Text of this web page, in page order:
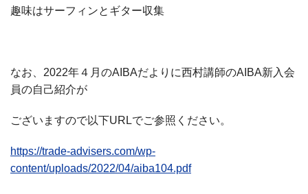
趣味はサーフィンとギター収集
なお、2022年４月のAIBAだよりに西村講師のAIBA新入会
員の自己紹介が
ございますので以下URLでご参照ください。
https://trade-advisers.com/wp-
content/uploads/2022/04/aiba104.pdf